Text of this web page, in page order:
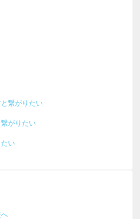
繋がりたい
がりたい
い